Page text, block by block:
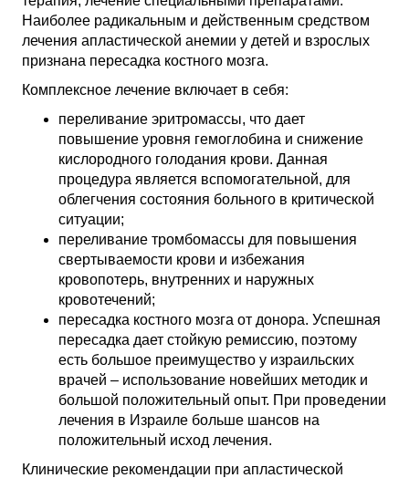
Наиболее радикальным и действенным средством
лечения апластической анемии у детей и взрослых
признана пересадка костного мозга.
Комплексное лечение включает в себя:
переливание эритромассы, что дает
повышение уровня гемоглобина и снижение
кислородного голодания крови. Данная
процедура является вспомогательной, для
облегчения состояния больного в критической
ситуации;
переливание тромбомассы для повышения
свертываемости крови и избежания
кровопотерь, внутренних и наружных
кровотечений;
пересадка костного мозга от донора. Успешная
пересадка дает стойкую ремиссию, поэтому
есть большое преимущество у израильских
врачей – использование новейших методик и
большой положительный опыт. При проведении
лечения в Израиле больше шансов на
положительный исход лечения.
Клинические рекомендации при апластической